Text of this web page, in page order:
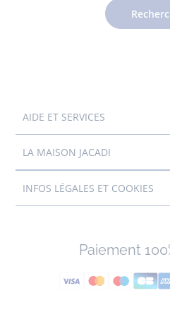
AIDE ET SERVICES
LA MAISON JACADI
INFOS LÉGALES ET COOKIES
Paiement